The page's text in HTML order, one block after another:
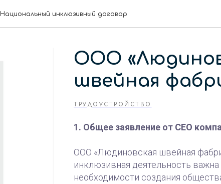
Национальный инклюзивный договор
ООО
швейная
ТРУДОУСТРОЙСТВО
1. Общее заявление от СЕО
ООО «Людиновская швейная
инклюзивная деятельность
необходимости создания